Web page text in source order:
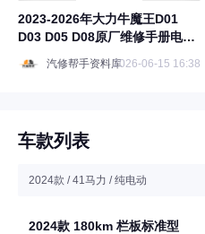
2023-2026年大力牛魔王D01
D03 D05 D08原厂维修手册电路
汽修帮手资料库2026-06-15 16:38
车款列表
2024款 / 41马力 / 纯电动
2024款 180km 栏板标准型